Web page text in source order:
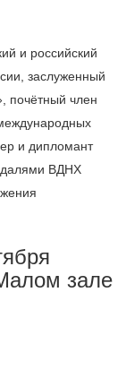
и российский
заслуженный
почётный член
и дипломант
ВДНХ
зале